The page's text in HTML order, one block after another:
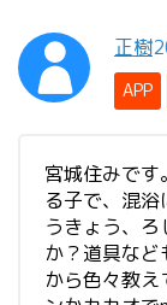
正樹
APP
宮城住みで
る子で、混
うきょう、
か？道具な
から色々教